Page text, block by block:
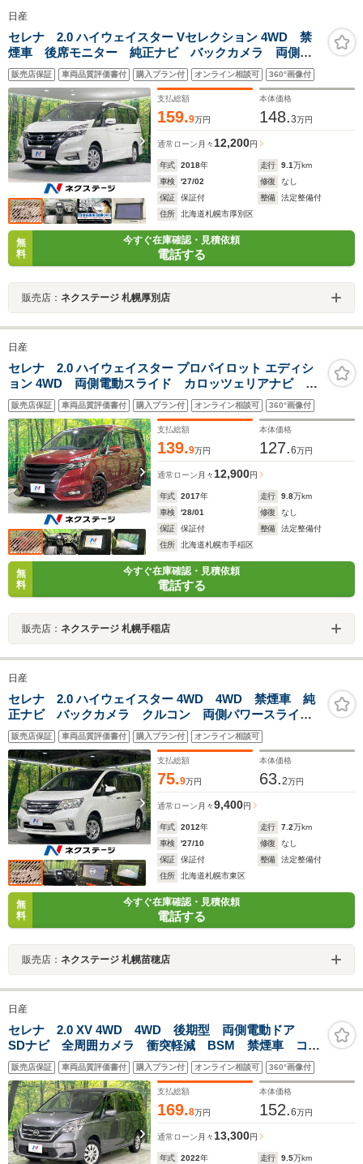
日産
セレナ 2.0 ハイウェイスター Vセレクション 4WD 禁
煙車 後席モニター 純正ナビ バックカメラ 両側電
動ドア ETC LEDヘッド クルーズコントロール 衝
突軽減 ステアリングスイッチ 純正15AW オートエア
コン フォグライト 横滑り防止
販売店保証 車両品質評価書付 購入プラン付 オンライン相談可 360°画像付
支払総額
159.9万円
本体価格
148.3万円
通常ローン 月々12,200円
年式 2018年 走行 9.1万km
車検
'27/02 修復
なし
保証
保証付 整備
法定整備付
住所
北海道札幌市厚別区
無
料
今すぐ在庫確認・見積依頼
電話する
販売店： ネクステージ 札幌厚別店
日産
セレナ 2.0 ハイウェイスター プロパイロット エディシ
ョン 4WD 両側電動スライド カロッツェリアナビ バ
ックカメラ 衝突被害軽減システム 車線逸脱警報 プ
ロパイロット アイドリングストップ LEDヘッド オ
ートライト コーナーセンサー ETC
販売店保証 車両品質評価書付 購入プラン付 オンライン相談可 360°画像付
支払総額
139.9万円
本体価格
127.6万円
通常ローン 月々12,900円
年式 2017年 走行 9.8万km
車検
'28/01 修復
なし
保証
保証付 整備
法定整備付
住所
北海道札幌市手稲区
無
料
今すぐ在庫確認・見積依頼
電話する
販売店： ネクステージ 札幌手稲店
日産
セレナ 2.0 ハイウェイスター 4WD 4WD 禁煙車 純
正ナビ バックカメラ クルコン 両側パワースライド
ドア アイドリングストップ コーナーセンサー スマ
ートキー HID ETC オートライト オートエアコン
リアエアコン
販売店保証 車両品質評価書付 購入プラン付 オンライン相談可
支払総額
75.9万円
本体価格
63.2万円
通常ローン 月々9,400円
年式 2012年 走行 7.2万km
車検
'27/10 修復
なし
保証
保証付 整備
法定整備付
住所
北海道札幌市東区
無
料
今すぐ在庫確認・見積依頼
電話する
販売店： ネクステージ 札幌苗穂店
日産
セレナ 2.0 XV 4WD 4WD 後期型 両側電動ドア
SDナビ 全周囲カメラ 衝突軽減 BSM 禁煙車 コー
ナーセンサー スマートキー ETC クルコン 純正15
インチアルミ オートライト オートエアコン
Bluetooth
販売店保証 車両品質評価書付 購入プラン付 オンライン相談可 360°画像付
支払総額
169.8万円
本体価格
152.6万円
通常ローン 月々 13,300円
年式 2022年 走行 9.5万km